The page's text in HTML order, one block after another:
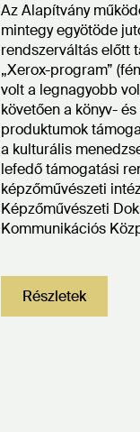
Az Alapítvány
mintegy egyötöde
rendszerváltás előtt
„Xerox-program”
volt a legnagyobb
követően a könyv-
produktumok
a kulturális
lefedő támogatási
képzőművészeti
Képzőművészeti
Kommunikációs
Részletek